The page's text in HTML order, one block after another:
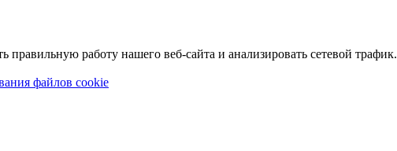
работу нашего веб-сайта и анализировать сетевой трафик.
файлов cookie